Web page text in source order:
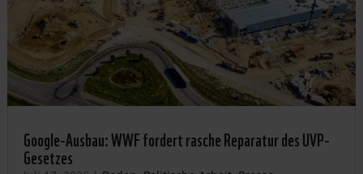
Google-Ausbau: WWF fordert rasche Reparatur des UVP-
Gesetzes